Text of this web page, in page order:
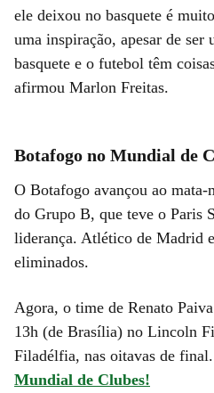
ele deixou no basquete é
uma inspiração, apesar de ser
basquete e o futebol têm
afirmou Marlon Freitas.
Botafogo no Mundial de
O Botafogo avançou ao mata-
do Grupo B, que teve o Paris
liderança. Atlético de Madrid
eliminados.
Agora, o time de Renato
13h (de Brasília) no Lincoln
Filadélfia, nas oitavas de final.
Mundial de Clubes!